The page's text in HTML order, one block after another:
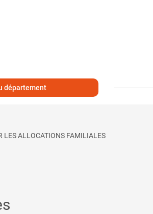
département
LES ALLOCATIONS FAMILIALES